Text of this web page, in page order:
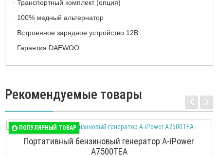
· Транспортный комплект (опция)
· 100% медный альтернатор
· Встроенное зарядное устройство 12В
· Гарантия DAEWOO
Рекомендуемые товары
ПОПУЛЯРНЫЙ ТОВАР
Портативный бензиновый генератор A-iPower
A7500TEA